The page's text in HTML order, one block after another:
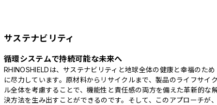
サステナビリティ
循環システムで持続可能な未来へ
RHINOSHIELDは、サステナビリティと地球全体の健康と幸福のため
に尽力しています。原材料からリサイクルまで、製品のライフサイ
ル全体を考慮することで、機能性と責任感の両方を備えた革新的な
決方法を生み出すことができるのです。そして、このアプローチが